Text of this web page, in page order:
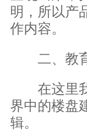
明，所以产
作内容。
二、教育
在这里我
界中的楼盘
辑。